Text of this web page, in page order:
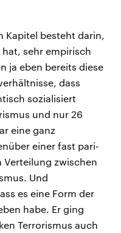
Kapitel besteht darin,
sehr empirisch
ja eben bereits diese
dass
sozialisiert
und nur 26
eine ganz
einer fast pari-
zwischen
Und
es eine Form der
habe. Er ging
Terrorismus auch